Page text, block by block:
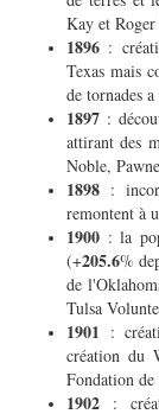
Kay et
1896 :
Texas mais
de tornades
1897 :
attirant des
Noble,
1898 :
remontent à
1900 : la
(+205.6%
de
Tulsa
1901 :
création du
Fondation
1902
: